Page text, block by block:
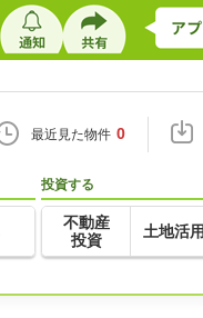
最近見た物件 0
投資する
不動産
投資
土地活用